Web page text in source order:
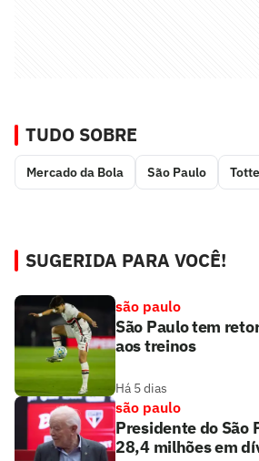
TUDO SOBRE
Mercado da Bola São Paulo
SUGERIDA PARA VOCÊ!
são paulo
São Paulo tem
aos treinos
Há 5 dias
são paulo
Presidente do São
28,4 milhões em